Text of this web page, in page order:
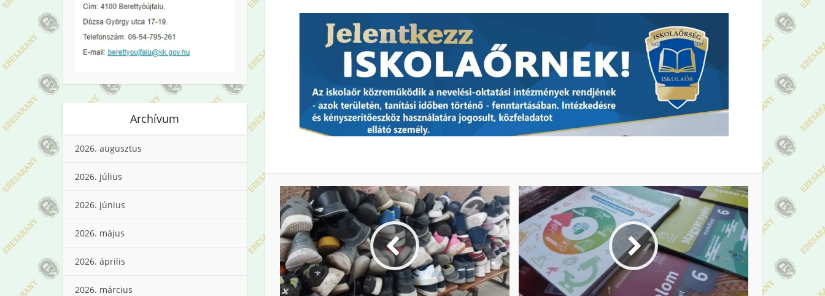
Archívum
2026. augusztus
2026. július
2026. június
2026. május
2026. április
2026. március